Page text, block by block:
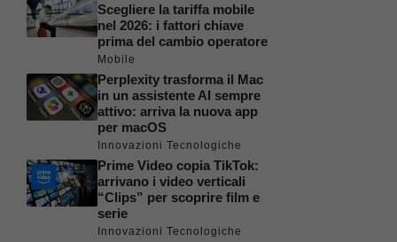
Scegliere la tariffa mobile
nel 2026: i fattori chiave
prima del cambio operatore
Mobile
Perplexity trasforma il Mac
in un assistente AI sempre
attivo: arriva la nuova app
per macOS
Innovazioni Tecnologiche
Prime Video copia TikTok:
arrivano i video verticali
“Clips” per scoprire film e
serie
Innovazioni Tecnologiche